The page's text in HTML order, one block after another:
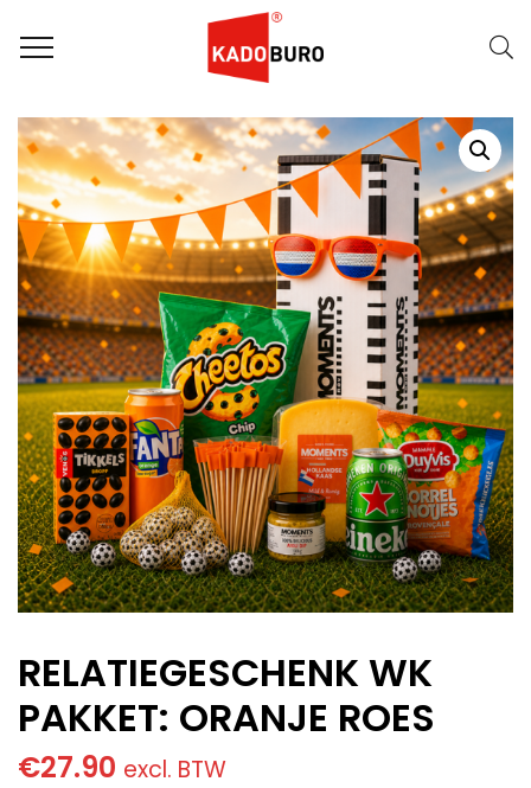
Home
WK pakketten
RELATIEGESCHENK WK PAKKET: ORANJE ROES
RELATIEGESCHENK WK
PAKKET: ORANJE ROES
€27.90 excl. BTW